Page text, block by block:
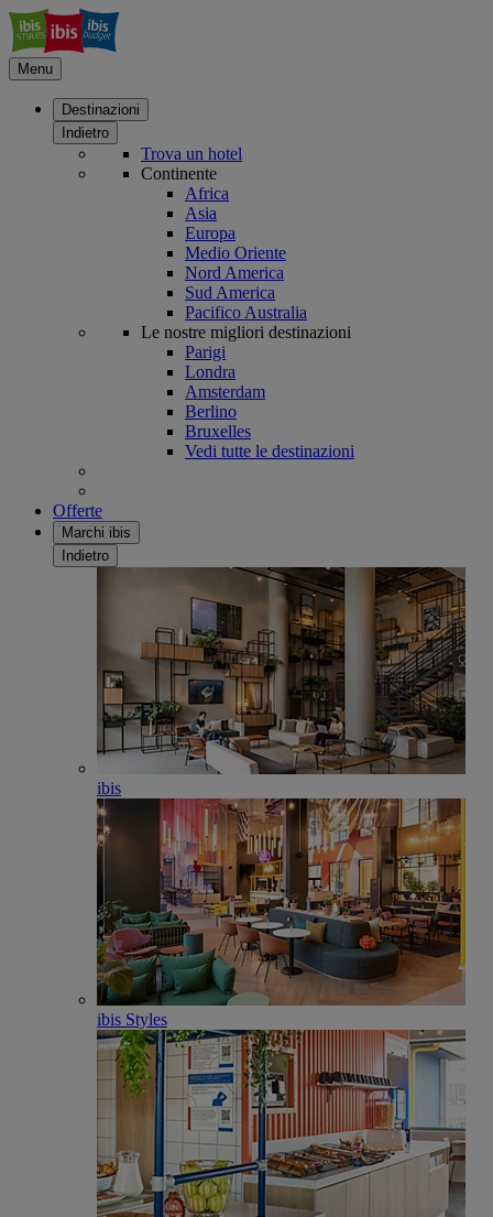
Menu
Destinazioni
Indietro
Trova un hotel
Continente
Africa
Asia
Europa
Medio Oriente
Nord America
Sud America
Pacifico Australia
Le nostre migliori destinazioni
Parigi
Londra
Amsterdam
Berlino
Bruxelles
Vedi tutte le destinazioni
Offerte
Marchi ibis
Indietro
ibis
ibis Styles